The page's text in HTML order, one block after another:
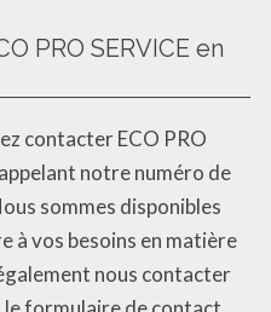
PRO SERVICE en
contacter ECO PRO
notre numéro de
sommes disponibles
à vos besoins en matière
nous contacter